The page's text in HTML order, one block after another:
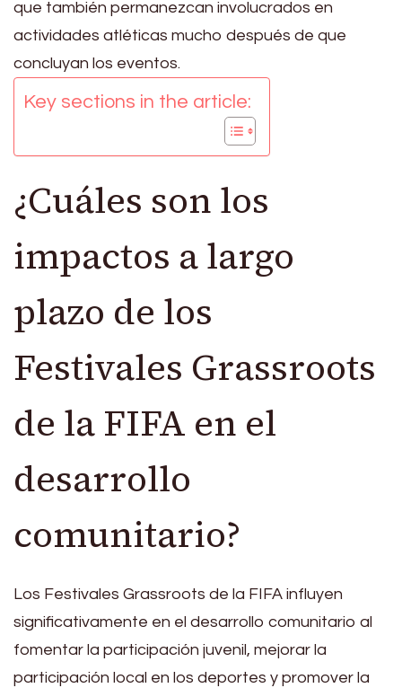
que también permanezcan involucrados en
actividades atléticas mucho después de que
concluyan los eventos.
Key sections in the article:
¿Cuáles son los
impactos a largo
plazo de los
Festivales Grassroots
de la FIFA en el
desarrollo
comunitario?
Los Festivales Grassroots de la FIFA influyen
significativamente en el desarrollo comunitario al
fomentar la participación juvenil, mejorar la
participación local en los deportes y promover la